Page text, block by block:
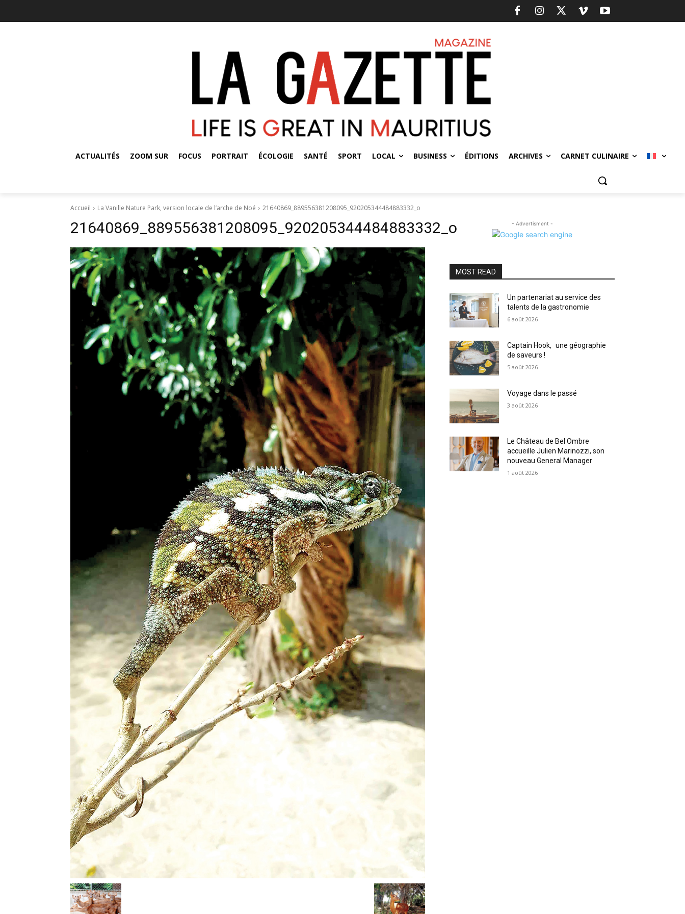
ACTUALITÉS ZOOM SUR FOCUS PORTRAIT ÉCOLOGIE SANTÉ SPORT LOCAL BUSINESS ÉDITIONS ARCHIVES CARNET CULINAIRE
Accueil La Vanille Nature Park, version locale de l’arche de Noé 21640869_889556381208095_920205344484883332_o
21640869_889556381208095_920205344484883332_o - Advertisment -
MOST READ
Un partenariat au service des
talents de la gastronomie
6 août 2026
Captain Hook, une géographie
de saveurs !
5 août 2026
Voyage dans le passé
3 août 2026
Le Château de Bel Ombre
accueille Julien Marinozzi, son
nouveau General Manager
1 août 2026